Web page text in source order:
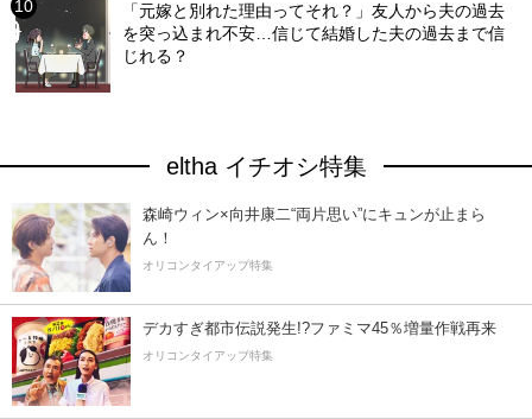
「元嫁と別れた理由ってそれ？」友人から夫の過去
を突っ込まれ不安…信じて結婚した夫の過去まで信
じれる？
eltha イチオシ特集
森崎ウィン×向井康二“両片思い”にキュンが止まら
ん！
オリコンタイアップ特集
デカすぎ都市伝説発生!?ファミマ45％増量作戦再来
オリコンタイアップ特集